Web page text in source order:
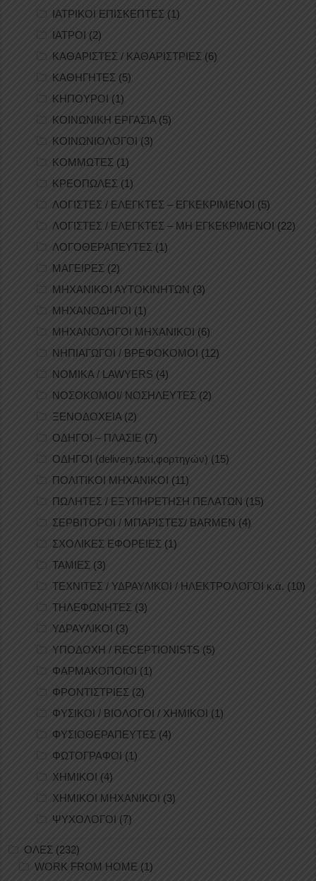
ΙΑΤΡΙΚΟΙ ΕΠΙΣΚΕΠΤΕΣ (1)
ΙΑΤΡΟΙ (2)
ΚΑΘΑΡΙΣΤΕΣ / ΚΑΘΑΡΙΣΤΡΙΕΣ (6)
ΚΑΘΗΓΗΤΕΣ (5)
ΚΗΠΟΥΡΟΙ (1)
ΚΟΙΝΩΝΙΚΗ ΕΡΓΑΣΙΑ(5)
ΚΟΙΝΩΝΙΟΛΟΓΟΙ (3)
ΚΟΜΜΩΤΕΣ (1)
ΚΡΕΟΠΩΛΕΣ (1)
ΛΟΓΙΣΤΕΣ / ΕΛΕΓΚΤΕΣ – ΕΓΚΕΚΡΙΜΕΝΟΙ (5)
ΛΟΓΙΣΤΕΣ / ΕΛΕΓΚΤΕΣ – ΜΗ ΕΓΚΕΚΡΙΜΕΝΟΙ (22)
ΛΟΓΟΘΕΡΑΠΕΥΤΕΣ (1)
ΜΑΓΕΙΡΕΣ (2)
ΜΗΧΑΝΙΚΟΙ ΑΥΤΟΚΙΝΗΤΩΝ (3)
ΜΗΧΑΝΟΔΗΓΟΙ (1)
ΜΗΧΑΝΟΛΟΓΟΙ ΜΗΧΑΝΙΚΟΙ (6)
ΝΗΠΙΑΓΩΓΟΙ / ΒΡΕΦΟΚΟΜΟΙ (12)
ΝΟΜΙΚΑ / LAWYERS (4)
ΝΟΣΟΚΟΜΟΙ/ ΝΟΣΗΛΕΥΤΕΣ (2)
ΞΕΝΟΔΟΧΕΙΑ(2)
ΟΔΗΓΟΙ – ΠΛΑΣΙΕ (7)
ΟΔΗΓΟΙ (delivery,taxi,φορτηγών) (15)
ΠΟΛΙΤΙΚΟΙ ΜΗΧΑΝΙΚΟΙ (11)
ΠΩΛΗΤΕΣ / ΕΞΥΠΗΡΕΤΗΣΗ ΠΕΛΑΤΩΝ (15)
ΣΕΡΒΙΤΟΡΟΙ / ΜΠΑΡΙΣΤΕΣ/ BARMEN (4)
ΣΧΟΛΙΚΕΣ ΕΦΟΡΕΙΕΣ (1)
ΤΑΜΙΕΣ (3)
ΤΕΧΝΙΤΕΣ / ΥΔΡΑΥΛΙΚΟΙ / ΗΛΕΚΤΡΟΛΟΓΟΙ κ.ά. (10)
ΤΗΛΕΦΩΝΗΤΕΣ (3)
ΥΔΡΑΥΛΙΚΟΙ (3)
ΥΠΟΔΟΧΗ / RECEPTIONISTS (5)
ΦΑΡΜΑΚΟΠΟΙΟΙ (1)
ΦΡΟΝΤΙΣΤΡΙΕΣ (2)
ΦΥΣΙΚΟΙ / ΒΙΟΛΟΓΟΙ / ΧΗΜΙΚΟΙ (1)
ΦΥΣΙΟΘΕΡΑΠΕΥΤΕΣ (4)
ΦΩΤΟΓΡΑΦΟΙ (1)
ΧΗΜΙΚΟΙ (4)
ΧΗΜΙΚΟΙ ΜΗΧΑΝΙΚΟΙ (3)
ΨΥΧΟΛΟΓΟΙ (7)
ΟΛΕΣ (232)
WORK FROM HOME (1)